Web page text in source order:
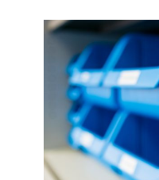
Bildergalerie